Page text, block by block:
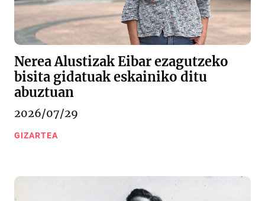
Nerea Alustizak Eibar ezagutzeko
bisita gidatuak eskainiko ditu
abuztuan
2026/07/29
GIZARTEA